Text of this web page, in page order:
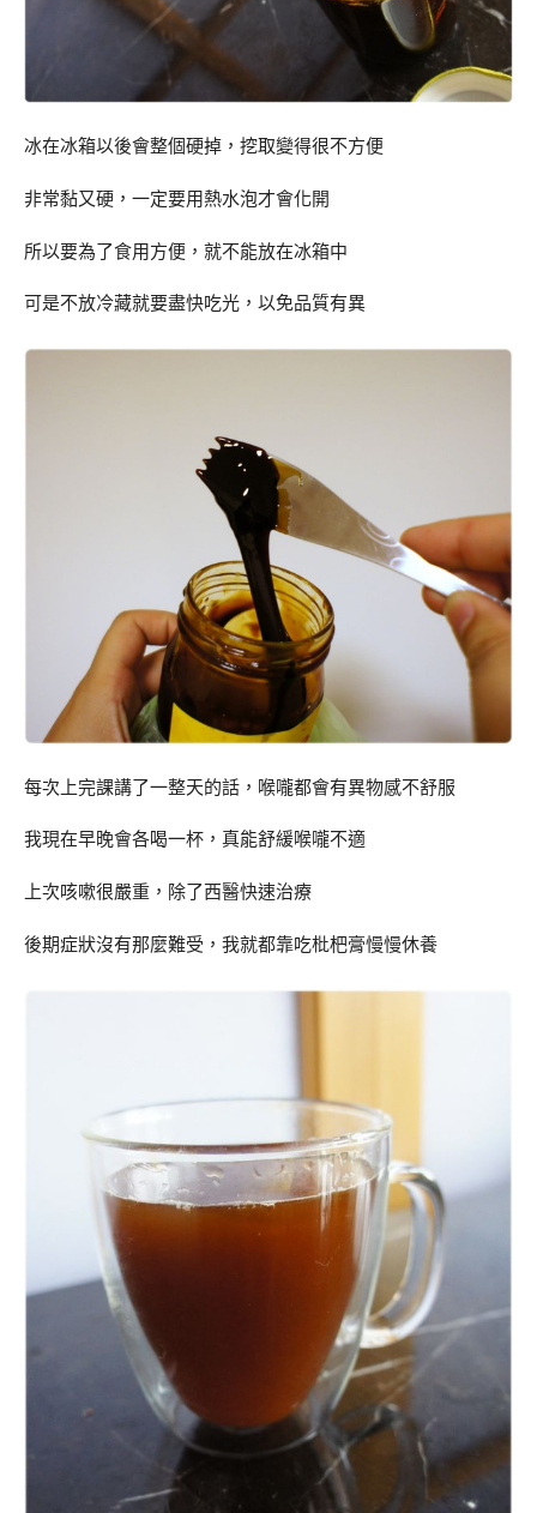
冰在冰箱以後會整個硬掉，挖取變得很不方便
非常黏又硬，一定要用熱水泡才會化開
所以要為了食用方便，就不能放在冰箱中
可是不放冷藏就要盡快吃光，以免品質有異
每次上完課講了一整天的話，喉嚨都會有異物感不舒服
我現在早晚會各喝一杯，真能舒緩喉嚨不適
上次咳嗽很嚴重，除了西醫快速治療
後期症狀沒有那麼難受，我就都靠吃枇杷膏慢慢休養